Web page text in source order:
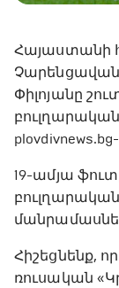
Հայաստանի
Փիլոյանը
19-ամյա
Հիշեցնենք,
ռուսական